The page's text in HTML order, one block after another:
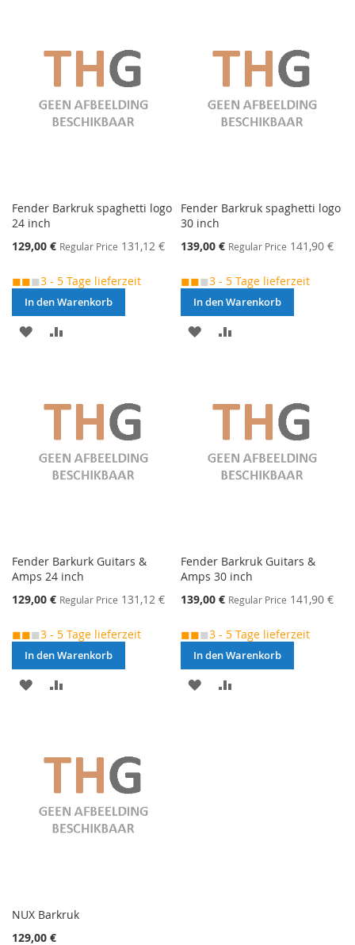
Fender Barkruk spaghetti logo
24 inch
Special
129,00 € Regular Price 131,12 €
◼◼◼3 - 5 Tage lieferzeit
In den Warenkorb
MERKEN
Fender Barkruk spaghetti logo
30 inch
Special
139,00 € Regular Price 141,90 €
◼◼◼3 - 5 Tage lieferzeit
In den Warenkorb
MERKEN
Fender Barkurk Guitars &
Amps 24 inch
Special
129,00 € Regular Price 131,12 €
◼◼◼3 - 5 Tage lieferzeit
In den Warenkorb
MERKEN
Fender Barkruk Guitars &
Amps 30 inch
Special
139,00 € Regular Price 141,90 €
◼◼◼3 - 5 Tage lieferzeit
In den Warenkorb
MERKEN
NUX Barkruk
129,00 €